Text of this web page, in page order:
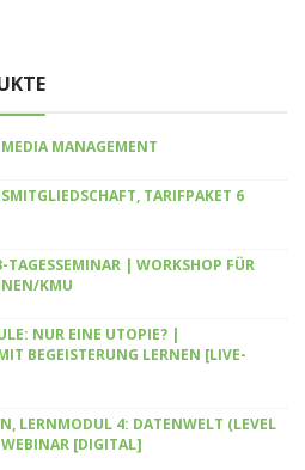
MANAGEMENT
TARIFPAKET 6
| WORKSHOP FÜR
KMU
NUR EINE UTOPIE? |
BEGEISTERUNG LERNEN [LIVE-
LERNMODUL 4: DATENWELT (LEVEL
[DIGITAL]